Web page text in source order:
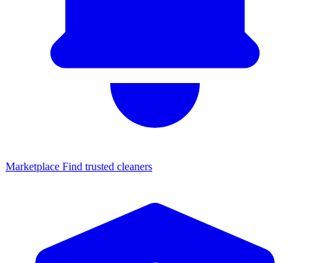
Marketplace Find trusted cleaners